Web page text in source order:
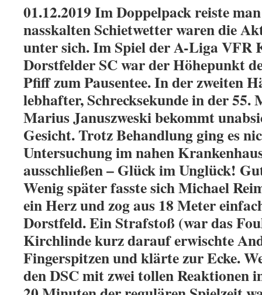
01.12.2019 Im Doppelpack reiste
nasskalten Schietwetter waren die
unter sich. Im Spiel der A-Liga VFR
Dorstfelder SC war der Höhepunkt
Pfiff zum Pausentee. In der zweiten
lebhafter, Schrecksekunde in der
Marius Januszweski bekommt
Gesicht. Trotz Behandlung ging es
Untersuchung im nahen
ausschließen – Glück im Unglück!
Wenig später fasste sich Michael
ein Herz und zog aus 18 Meter
Dorstfeld. Ein Strafstoß (war das
Kirchlinde kurz darauf erwischte
Fingerspitzen und klärte zur Ecke.
den DSC mit zwei tollen Reaktionen